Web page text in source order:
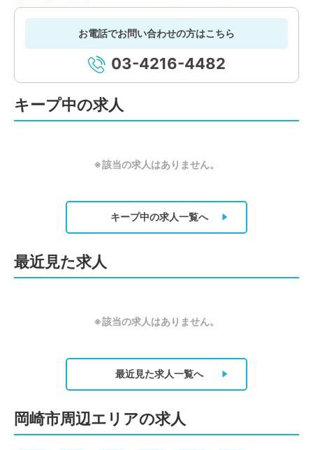
お電話でお問い合わせの方はこちら
03-4216-4482
キープ中の求人
※該当の求人はありません。
キープ中の求人一覧へ
最近見た求人
※該当の求人はありません。
最近見た求人一覧へ
岡崎市周辺エリアの求人